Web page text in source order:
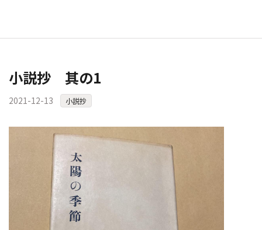
小説抄 其の1
2021-12-13 小説抄